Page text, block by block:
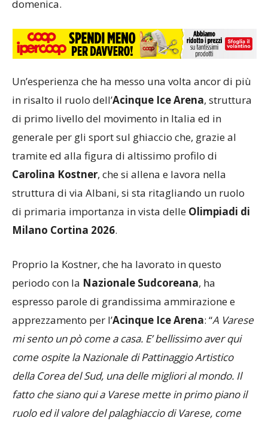
domenica.
Un’esperienza che ha messo una volta ancor di più
in risalto il ruolo dell’Acinque Ice Arena, struttura
di primo livello del movimento in Italia ed in
generale per gli sport sul ghiaccio che, grazie al
tramite ed alla figura di altissimo profilo di
Carolina Kostner, che si allena e lavora nella
struttura di via Albani, si sta ritagliando un ruolo
di primaria importanza in vista delle Olimpiadi di
Milano Cortina 2026.
Proprio la Kostner, che ha lavorato in questo
periodo con la Nazionale Sudcoreana, ha
espresso parole di grandissima ammirazione e
apprezzamento per l’Acinque Ice Arena: “A Varese
mi sento un pò come a casa. E’ bellissimo aver qui
come ospite la Nazionale di Pattinaggio Artistico
della Corea del Sud, una delle migliori al mondo. Il
fatto che siano qui a Varese mette in primo piano il
ruolo ed il valore del palaghiaccio di Varese, come